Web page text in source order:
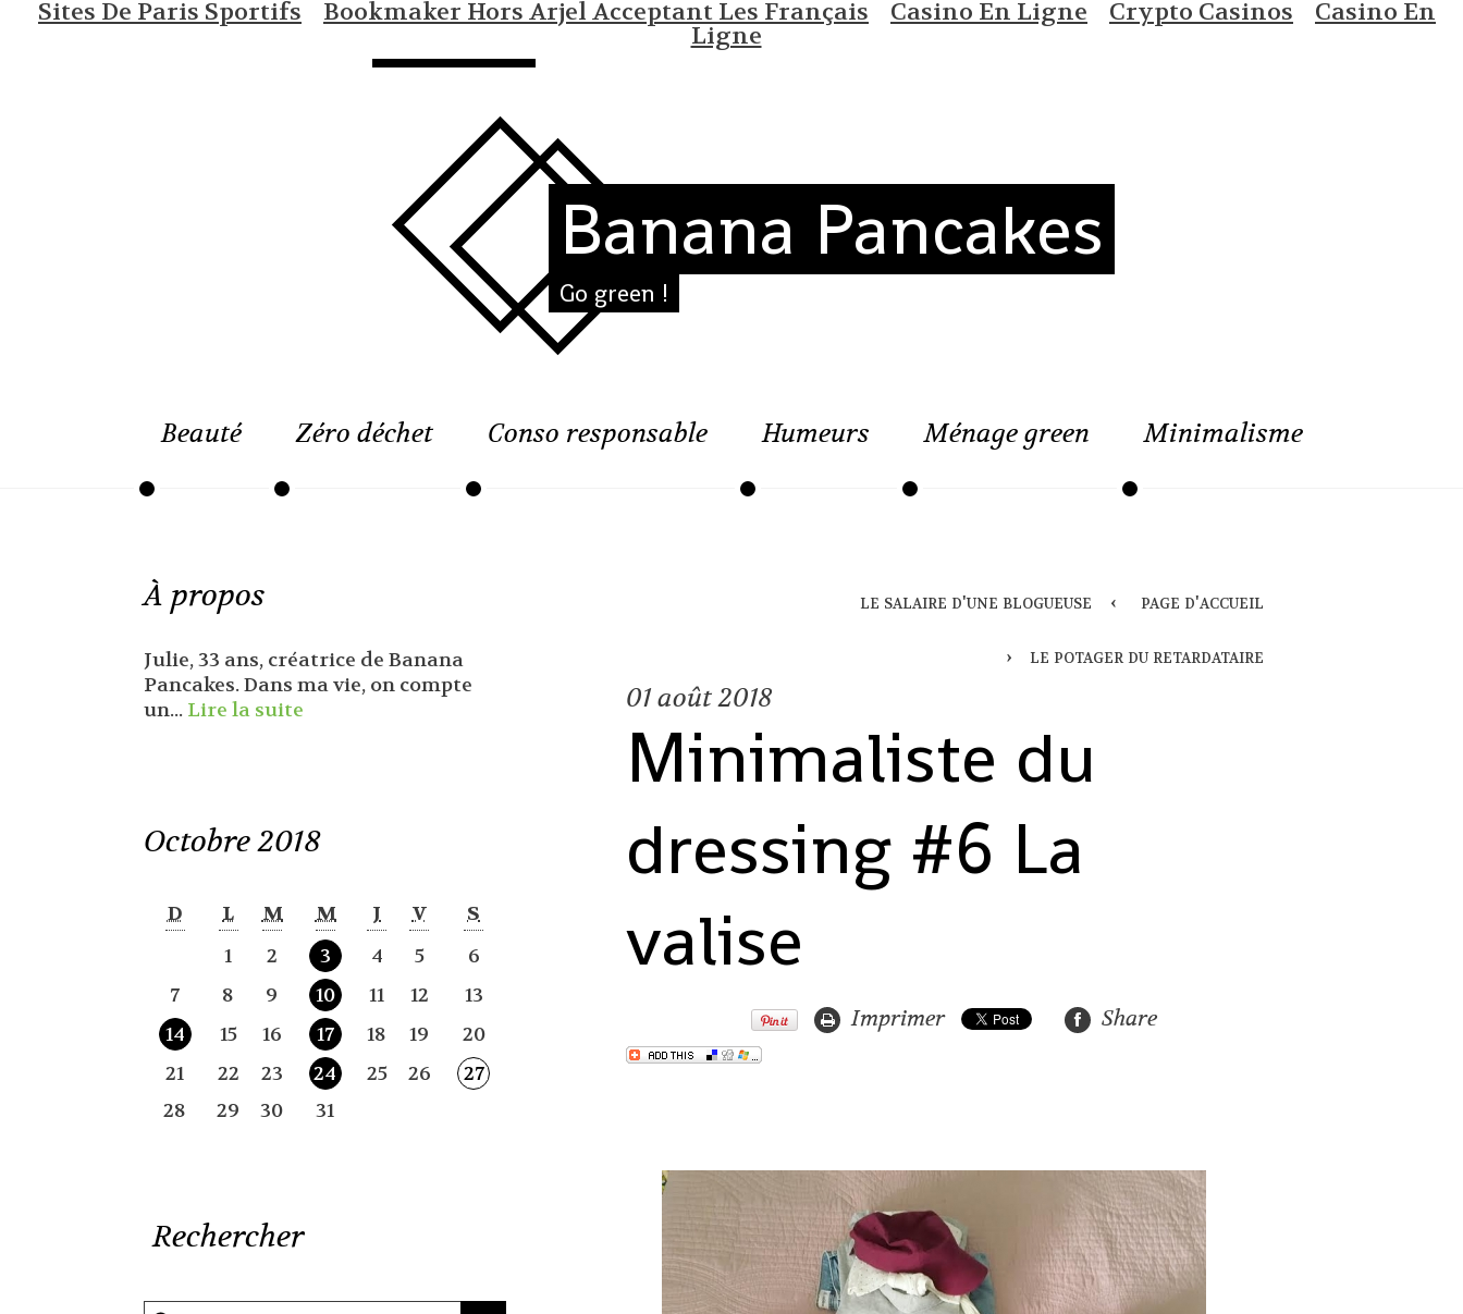
Sites De Paris Sportifs Bookmaker Hors Arjel Acceptant Les Français Casino En Ligne Crypto Casinos Casino En
Ligne
Banana Pancakes
Go green !
Beauté Zéro déchet Conso responsable Humeurs Ménage green Minimalisme
À propos
Julie, 33 ans, créatrice de Banana
Pancakes. Dans ma vie, on compte
un... Lire la suite
Octobre 2018
D L M M J V
S
1
2 3 4 5
6
7
8 9 10 11 12
13
14
15 16 17 18 19
20
21
22 23 24 25 26
27
28
29 30 31
Rechercher
le salaire d'une blogueuse page d'accueil
le potager du retardataire
01août 2018
Minimaliste du
dressing #6 La
valise
Imprimer Share